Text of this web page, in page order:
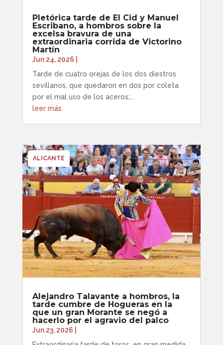
Pletórica tarde de El Cid y Manuel
Escribano, a hombros sobre la
excelsa bravura de una
extraordinaria corrida de Victorino
Martín
Jun 24, 2026
Tarde de cuatro orejas de los dos diestros
sevillanos, que quedaron en dos por coleta
por el mal uso de los aceros;...
leer más
Alejandro Talavante a hombros, la
tarde cumbre de Hogueras en la
que un gran Morante se negó a
hacerlo por el agravio del palco
Jun 23, 2026
ALICANTE